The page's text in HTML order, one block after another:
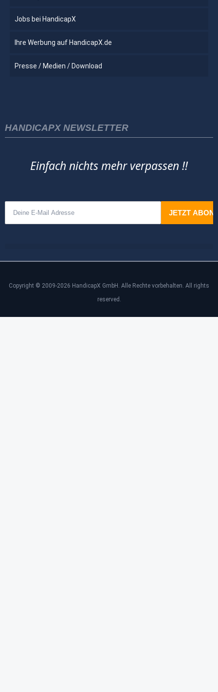
Jobs bei HandicapX
Ihre Werbung auf HandicapX.de
Presse / Medien / Download
HANDICAPX NEWSLETTER
Einfach nichts mehr verpassen !!
Copyright © 2009-2026 HandicapX GmbH. Alle Rechte vorbehalten. All rights
reserved.